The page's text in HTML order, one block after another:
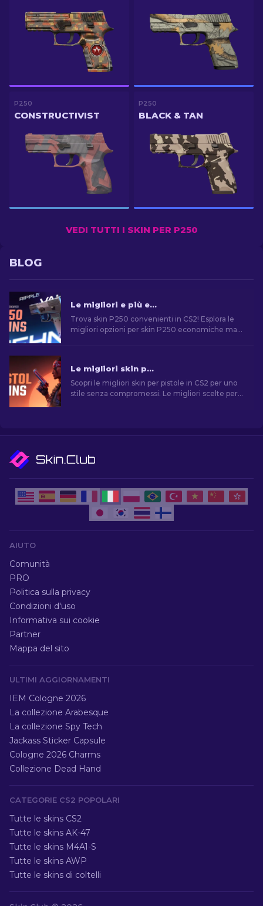
P250
CONSTRUCTIVIST
P250
BLACK & TAN
VEDI TUTTI I SKIN PER P250
BLOG
Le migliori e più economiche skin P250 in CS2 [2026]
Trova skin P250 convenienti in CS2! Esplora le
migliori opzioni per skin P250 economiche ma
Le migliori skin per pistola in CS2 [2026]
Scopri le migliori skin per pistole in CS2 per uno
stile senza compromessi. Le migliori scelte per
AIUTO
Comunità
PRO
Politica sulla privacy
Condizioni d'uso
Informativa sui cookie
Partner
Mappa del sito
ULTIMI AGGIORNAMENTI
IEM Cologne 2026
La collezione Arabesque
La collezione Spy Tech
Jackass Sticker Capsule
Cologne 2026 Charms
Collezione Dead Hand
CATEGORIE CS2 POPOLARI
Tutte le skins CS2
Tutte le skins AK-47
Tutte le skins M4A1-S
Tutte le skins AWP
Tutte le skins di coltelli